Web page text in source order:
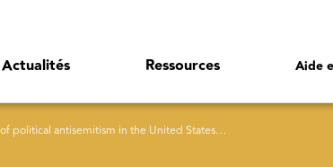
Actualités Ressources Aide
antisemitism in the United States - Pierre Birnbaum